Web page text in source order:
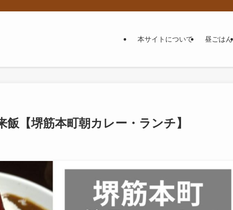
本サイトについて 昼ごはん
【堺筋本町朝カレー・ランチ】